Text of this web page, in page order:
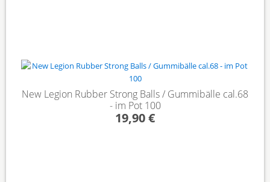
New Legion Rubber Strong Balls / Gummibälle cal.68
- im Pot 100
19,90 €